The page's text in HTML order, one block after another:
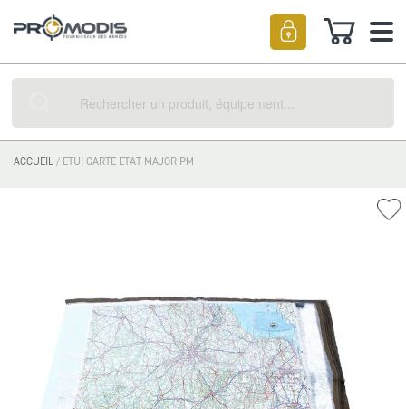
Mon
ACCUEIL ETUI CARTE ETAT MAJOR PM